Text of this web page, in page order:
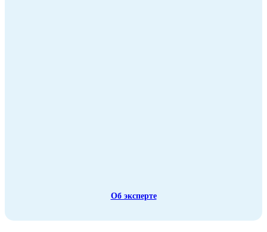
Об эксперте